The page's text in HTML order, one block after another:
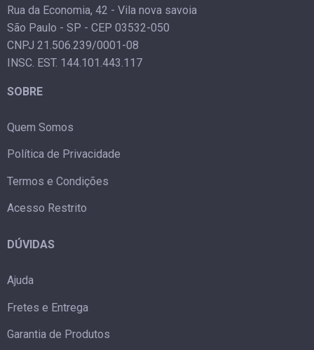
Rua da Economia, 42 - Vila nova savoia
São Paulo - SP - CEP 03532-050
CNPJ 21.506.239/0001-08
INSC. EST. 144.101.443.117
SOBRE
Quem Somos
Política de Privacidade
Termos e Condições
Acesso Restrito
DÚVIDAS
Ajuda
Fretes e Entrega
Garantia de Produtos